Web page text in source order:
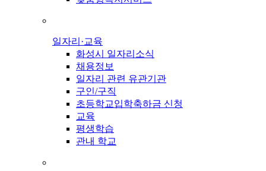
일자리·교육
화성시 일자리소식
채용정보
일자리 관련 유관기관
구인/구직
초등학교입학축하금 신청
교육
평생학습
관내 학교